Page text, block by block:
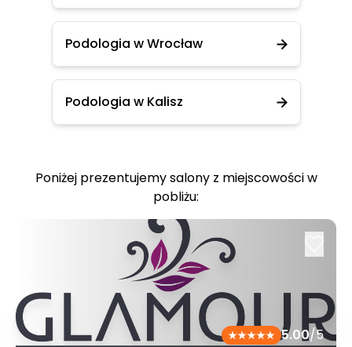
Podologia w Wrocław
Podologia w Kalisz
Poniżej prezentujemy salony z miejscowości w
pobliżu:
5.00/5